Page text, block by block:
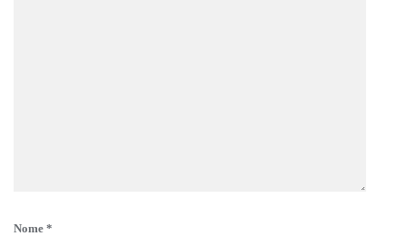
Nome *